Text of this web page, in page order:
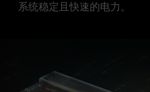
系统稳定且快速的电力。